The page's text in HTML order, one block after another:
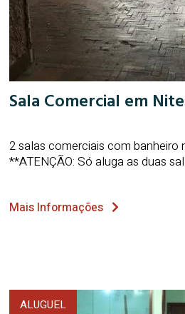
Sala Comercial em
2 salas comerciais com banheiro
**ATENÇÃO: Só aluga as duas
Mais Informações
ALUGUEL